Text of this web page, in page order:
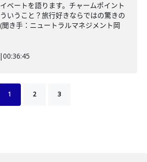
ベートを語ります。チャームポイント
いうこと？旅行好きならではの驚きの
き手：ニュートラルマネジメント岡
|00:36:45
1 2 3